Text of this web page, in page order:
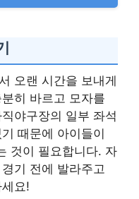
오랜 시간을 보내게
히 바르고 모자를
야구장의 일부 좌석
때문에 아이들이
것이 필요합니다. 자
기 전에 발라주고
요!